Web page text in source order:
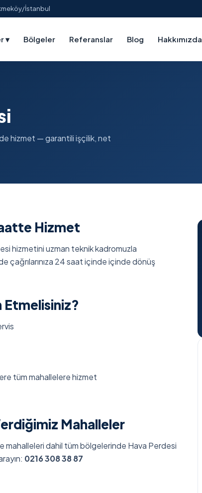
İstanbul
▾ Bölgeler Referanslar Blog Hakkımızda
hizmet — garantili işçilik, net
Hizmet
hizmetini uzman teknik kadromuzla
çağrılarınıza 24 saat içinde içinde dönüş
Etmelisiniz?
tüm mahallelere hizmet
Mahalleler
mahalleleri dahil tüm bölgelerinde Hava Perdesi
0216 308 38 87